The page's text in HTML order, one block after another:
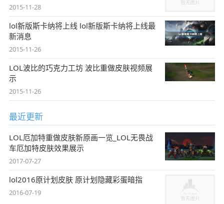
2015-11-28
lol新版斯卡纳将上线 lol新版斯卡纳将上线最
新消息
2015-11-26
LOL波比的巧克力工坊 波比重做皮肤视频展
示
2015-11-26
最近更新
LOL厄加特重做皮肤新原画一览_LOL无畏战
车厄加特皮肤效果展示
2017-07-27
lol2016原计划皮肤 原计划隐藏彩蛋暗指
2016-07-19